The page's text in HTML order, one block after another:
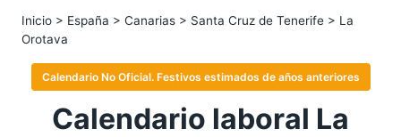
Inicio > España > Canarias > Santa Cruz de Tenerife > La
Orotava
Calendario No Oficial. Festivos estimados de años anteriores
Calendario laboral La